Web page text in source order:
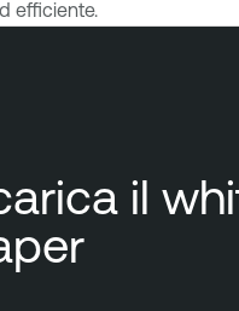
efficiente.
il